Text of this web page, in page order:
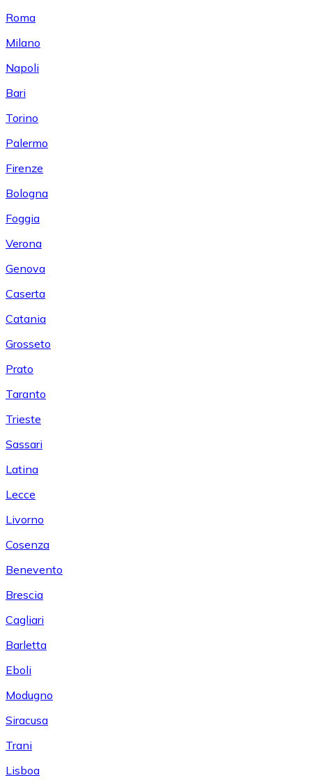
Roma
Milano
Napoli
Bari
Torino
Palermo
Firenze
Bologna
Foggia
Verona
Genova
Caserta
Catania
Grosseto
Prato
Taranto
Trieste
Sassari
Latina
Lecce
Livorno
Cosenza
Benevento
Brescia
Cagliari
Barletta
Eboli
Modugno
Siracusa
Trani
Lisboa